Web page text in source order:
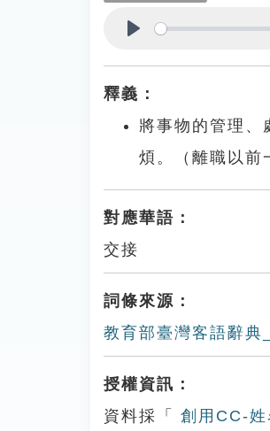
釋義：
將事物的管理、
煩。（離職以前
對應華語：
交接
詞條來源：
教育部臺灣客語辭典
授權資訊：
資料採「
創用CC-